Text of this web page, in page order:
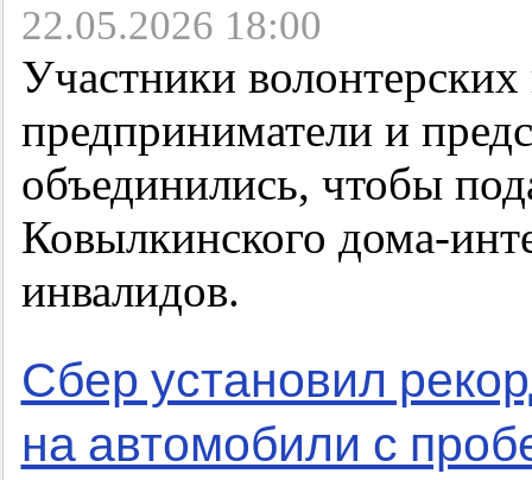
22.05.2026 18:00
Участники
предприниматели и
объединились, чтобы
Ковылкинского дома-
инвалидов.
Сбер установил
на автомобили с